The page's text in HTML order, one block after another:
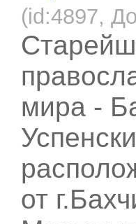
(id:4897,
мира -
от